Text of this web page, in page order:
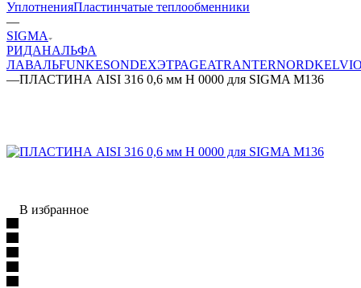
УплотненияПластинчатые теплообменники
—
SIGMA
РИДАНАЛЬФА
ЛАВАЛЬFUNKESONDEXЭТРАGEATRANTERNORD
—ПЛАСТИНА AISI 316 0,6 мм H 0000 для SIGMA M136
В избранное